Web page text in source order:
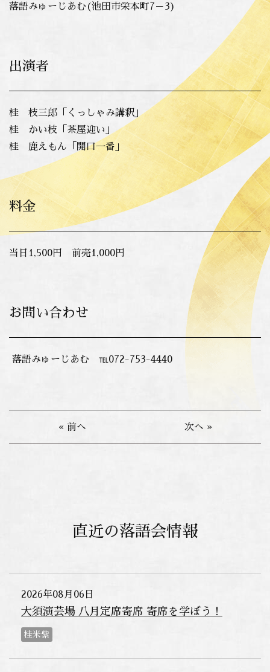
落語みゅーじあむ(池田市栄本町7－3)
出演者
桂 枝三郎「くっしゃみ講釈」
桂 かい枝「茶屋迎い」
桂 鹿えもん「開口一番」
料金
当日1,500円 前売1,000円
お問い合わせ
落語みゅーじあむ ℡072-753-4440
« 前へ 次へ »
直近の落語会情報
2026年08月06日
大須演芸場 八月定席寄席 寄席を学ぼう！
桂米紫